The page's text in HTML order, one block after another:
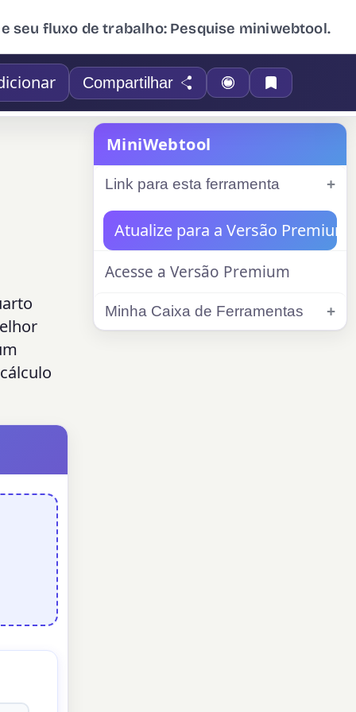
seu fluxo de trabalho: Pesquise miniwebtool.
Compartilhar
MiniWebtool
Link para esta ferramenta
Atualize para a Versão Premium
Acesse a Versão Premium
Minha Caixa de Ferramentas